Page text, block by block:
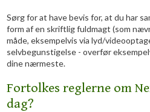
Sørg for at have bevis for, at du har
form af en skriftlig fuldmagt (som
måde, eksempelvis via lyd/
selvbegunstigelse - overfør
dine nærmeste.
Fortolkes reglerne om
dag?